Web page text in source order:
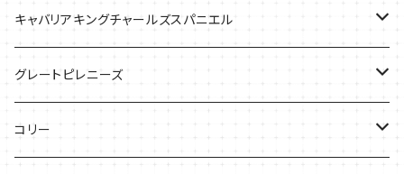
バッグ
ケース
Tシャツ
キャバリアキングチャールズスパニエル
バッグ
ケース
グレートピレニーズ
キャップ
コリー